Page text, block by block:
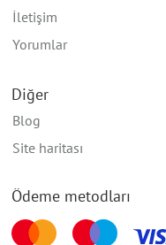
İletişim
Yorumlar
Diğer
Blog
Site haritası
Ödeme metodları